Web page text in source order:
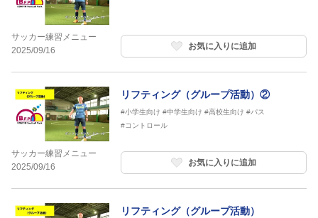
サッカー練習メニュー
2025/09/16
お気に入りに追加
サッカー練習メニュー
2025/09/16
リフティング（グループ活動）②
#小学生向け #中学生向け #高校生向け #パス
#コントロール
お気に入りに追加
リフティング（グループ活動）